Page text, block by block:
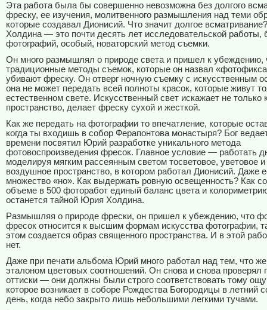
Эта работа была бы совершенно невозможна без долгого
фреску, ее изучения, молитвенного размышления над теми
которые создавал Дионисий. Что значит долгое
Холдина — это почти десять лет исследовательской работы,
фотографий, особый, новаторский метод съемки.
Он много размышлял о природе света и пришел к убеждению,
традиционные методы съемок, которые он назвал
убивают фреску. Он отверг ночную съемку с искусственным
она не может передать всей полноты красок, которые живут
естественном свете. Искусственный свет искажает не только
пространство, делает фреску сухой и жесткой.
Как же передать на фотографии то впечатление, которые
когда ты входишь в собор Ферапонтова монастыря? Бог
времени посвятил Юрий разработке уникального метода
фотовоспроизведения фресок. Главное условие — работать
моделируя мягким рассеянным светом тосветовое, уветовое и
воздушное пространство, в котором работал Дионисий. Даже
множество «но». Как выдержать ровную освещенность? Как
объеме в 500 фоторабот единый баланс цвета и
останется тайной Юрия Холдина.
Размышляя о природе фрески, он пришел к убеждению, что
фресок относится к высшим формам искусства фотографии,
этом создается образ священного пространства. И в этой
нет.
Даже при печати альбома Юрий много работал над тем, что
эталоном цветовых соотношений. Он снова и снова проверял
оттиски — они должны были строго соответствовать тому
которое возникает в соборе Рождества Богородицы в летний
день, когда небо закрыто лишь небольшими легкими тучами.